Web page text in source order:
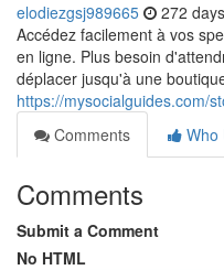
elodiezgsj989665 272
Accédez facilement à vos
en ligne. Plus besoin
déplacer jusqu'à une
https://mysocialguides.com/
Comments
Who
Comments
Submit a Comment
No HTML